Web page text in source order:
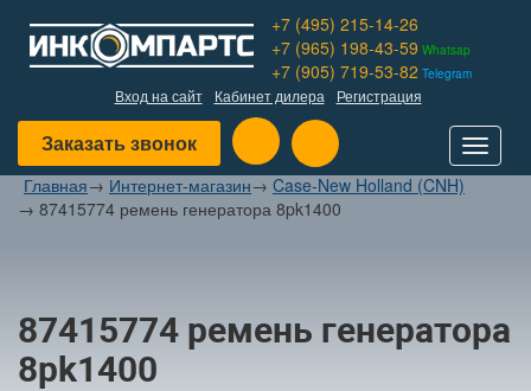
+7 (495) 215-14-26
+7 (965) 198-43-59 Whatsap
+7 (905) 719-53-82 Telegram
Вход на сайт Кабинет дилера Регистрация
Заказать звонок
Toggle
Главная→ Интернет-магазин→ Case-New Holland (CNH)
→ 87415774 ремень генератора 8pk1400
87415774 ремень генератора
8pk1400